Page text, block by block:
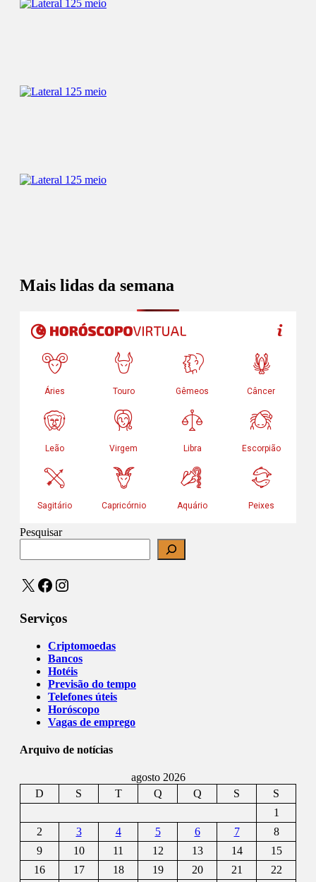
Mais lidas da semana
Pesquisar
X Facebook
Instagram
Serviços
Criptomoedas
Bancos
Hotéis
Previsão do tempo
Telefones úteis
Horóscopo
Vagas de emprego
Arquivo de notícias
agosto 2026
D
S T Q Q S
S
1
2
3 4 5 6 7
8
9
10 11 12 13 14
15
16
17 18 19 20 21
22